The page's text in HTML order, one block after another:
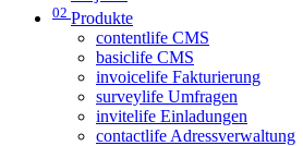
02 Produkte
contentlife CMS
basiclife CMS
invoicelife Fakturierung
surveylife Umfragen
invitelife Einladungen
contactlife Adressverwaltung